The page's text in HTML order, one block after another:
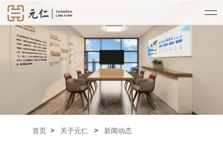
首页 > 关于元仁 > 新闻动态